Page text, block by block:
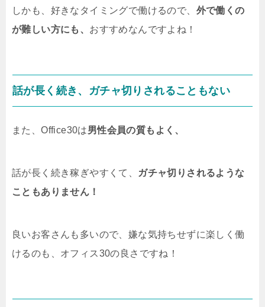
しかも、好きなタイミングで働けるので、 外で働くの
が難しい方にも、 おすすめなんですよね！
話が長く続き、ガチャ切りされることもない
また、Office30は男性会員の質もよく、
話が長く続き稼ぎやすくて、
ガチャ切りされるような
こともありません！
良いお客さんも多いので、嫌な気持ちせずに楽しく働
けるのも、オフィス30の良さですね！